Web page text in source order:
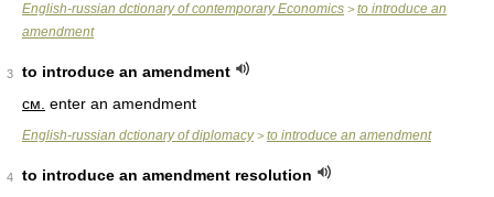
English-russian dctionary of contemporary Economics > to introduce an
amendment
3
to introduce an amendment
см. enter an amendment
English-russian dctionary of diplomacy> to introduce an amendment
4
to introduce an amendment resolution